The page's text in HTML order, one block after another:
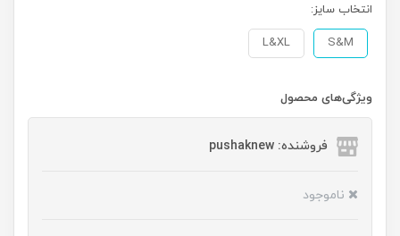
انتخاب سایز:
S&M
L&XL
ویژگی‌های محصول
فروشنده: pushaknew
ناموجود